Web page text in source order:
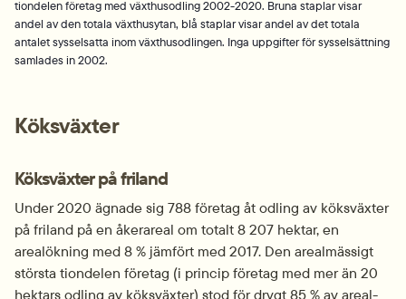
tiondelen företag med växthusodling 2002-2020. Bruna staplar visar
andel av den totala växthusytan, blå staplar visar andel av det totala
antalet sysselsatta inom växthusodlingen. Inga uppgifter för sysselsättning
samlades in 2002.
Köksväxter
Köksväxter på friland
Under 2020 ägnade sig 788 företag åt odling av köksväxter
på friland på en åkerareal om totalt 8 207 hektar, en
arealökning med 8 % jämfört med 2017. Den arealmässigt
största tiondelen företag (i princip företag med mer än 20
hektars odling av köksväxter) stod för drygt 85 % av areal­